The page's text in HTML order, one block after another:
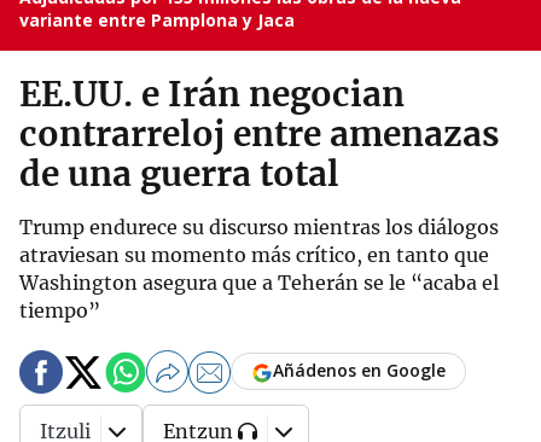
variante entre Pamplona y Jaca
EE.UU. e Irán negocian
contrarreloj entre amenazas
de una guerra total
Trump endurece su discurso mientras los diálogos
atraviesan su momento más crítico, en tanto que
Washington asegura que a Teherán se le “acaba el
tiempo”
Añádenos en Google
Itzuli Entzun